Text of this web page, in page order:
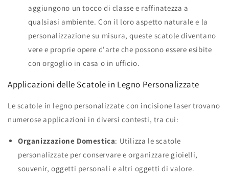
aggiungono un tocco di classe e raffinatezza a
qualsiasi ambiente. Con il loro aspetto naturale e la
personalizzazione su misura, queste scatole diventano
vere e proprie opere d'arte che possono essere esibite
con orgoglio in casa o in ufficio.
Applicazioni delle Scatole in Legno Personalizzate
Le scatole in legno personalizzate con incisione laser trovano
numerose applicazioni in diversi contesti, tra cui:
Organizzazione Domestica: Utilizza le scatole
personalizzate per conservare e organizzare gioielli,
souvenir, oggetti personali e altri oggetti di valore.